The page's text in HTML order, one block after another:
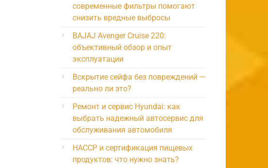
современные фильтры помогают
снизить вредные выбросы
BAJAJ Avenger Cruise 220:
объективный обзор и опыт
эксплуатации
Вскрытие сейфа без повреждений —
реально ли это?
Ремонт и сервис Hyundai: как
выбрать надежный автосервис для
обслуживания автомобиля
HACCP и сертификация пищевых
продуктов: что нужно знать?